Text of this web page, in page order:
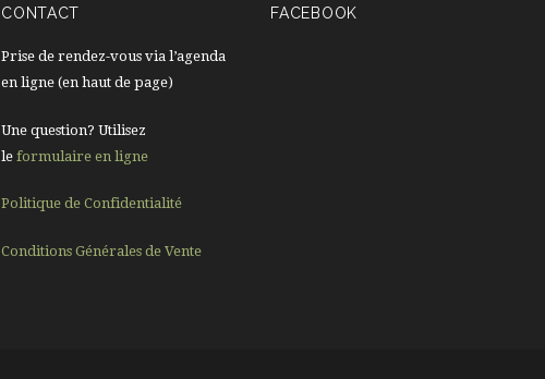
CONTACT
Prise de rendez-vous via l’agenda
en ligne (en haut de page)
Une question? Utilisez
le formulaire en ligne
Politique de Confidentialité
Conditions Générales de Vente
FACEBOOK